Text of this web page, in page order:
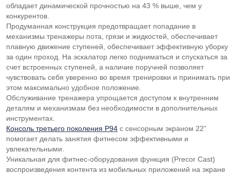
обладает динамической прочностью на 43 % выше, чем у
конкурентов.
Продуманная конструкция предотвращает попадание в
механизмы тренажеры пота, грязи и жидкостей, обеспечивает
плавную движение ступеней, обеспечивает эффективную уборку
за один проход. На эскалатор легко подниматься и спускаться за
счет встроенных ступеней, а наличие поручней позволяет
чувствовать себя уверенно во время тренировки и принимать при
этом максимально удобное положение.
Обслуживание тренажера упрощается доступом к внутренним
деталям и механизмам без необходимости в дополнительных
инструментах.
Консоль третьего поколения P94 с сенсорным экраном 22”
помогает делать занятия фитнесом эффективными и
увлекательными.
Уникальная для фитнес-оборудования функция (Precor Cast)
воспроизведения контента из мобильных приложений на экране